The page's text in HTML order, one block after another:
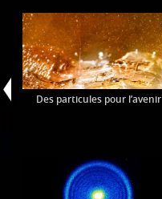
Des particules pour l’avenir